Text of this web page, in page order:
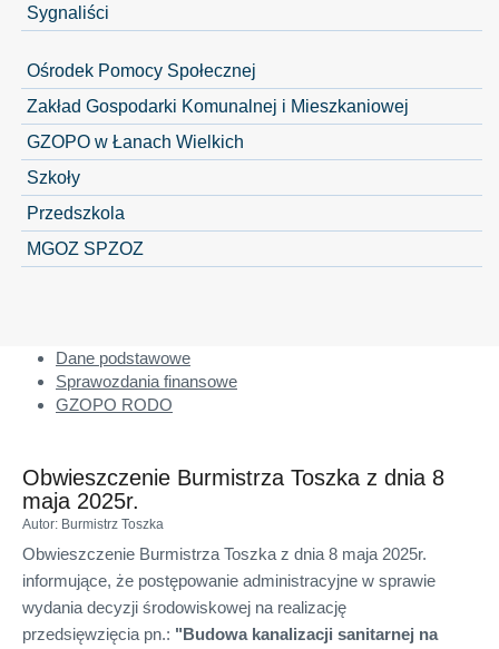
Sygnaliści
Ośrodek Pomocy Społecznej
Zakład Gospodarki Komunalnej i Mieszkaniowej
GZOPO w Łanach Wielkich
Szkoły
Przedszkola
MGOZ SPZOZ
Dane podstawowe
Sprawozdania finansowe
GZOPO RODO
Obwieszczenie Burmistrza Toszka z dnia 8
maja 2025r.
Autor: Burmistrz Toszka
Obwieszczenie Burmistrza Toszka z dnia 8 maja 2025r.
informujące, że postępowanie administracyjne w sprawie
wydania decyzji środowiskowej na realizację
przedsięwzięcia pn.: "Budowa kanalizacji sanitarnej na